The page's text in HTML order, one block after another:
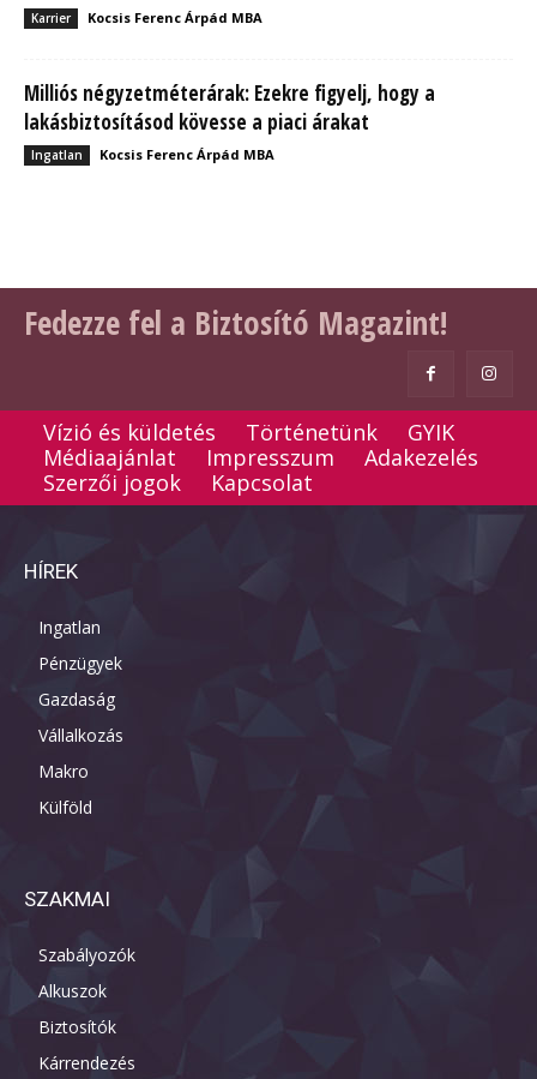
Karrier Kocsis Ferenc Árpád MBA
Milliós négyzetméterárak: Ezekre figyelj, hogy a
lakásbiztosításod kövesse a piaci árakat
Ingatlan Kocsis Ferenc Árpád MBA
Fedezze fel a Biztosító Magazint!
Vízió és küldetés Történetünk
GYIK
Médiaajánlat
Impresszum
Adakezelés
Szerzői jogok
Kapcsolat
HÍREK
Ingatlan
Pénzügyek
Gazdaság
Vállalkozás
Makro
Külföld
SZAKMAI
Szabályozók
Alkuszok
Biztosítók
Kárrendezés